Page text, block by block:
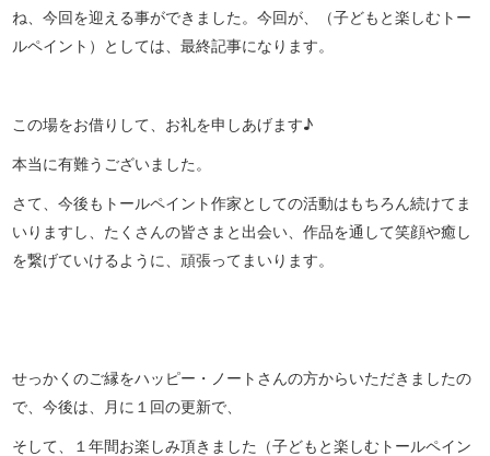
ね、今回を迎える事ができました。今回が、（子どもと楽しむトー
ルペイント）としては、最終記事になります。
この場をお借りして、お礼を申しあげます♪
本当に有難うございました。
さて、今後もトールペイント作家としての活動はもちろん続けてま
いりますし、たくさんの皆さまと出会い、作品を通して笑顔や癒し
を繋げていけるように、頑張ってまいります。
せっかくのご縁をハッピー・ノートさんの方からいただきましたの
で、今後は、月に１回の更新で、
そして、１年間お楽しみ頂きました（子どもと楽しむトールペイン